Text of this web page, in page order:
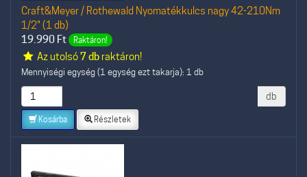
Craft&Meyer / Rothewald Nyomatékkulcs nagy 42-210Nm
1/2" (1 db)
19.990 Ft Raktáron!
Az utolsó7 dbraktáron!
Mennyiségi egység (1 egység ezt takarja): 1 db
db
Kosárba Részletek